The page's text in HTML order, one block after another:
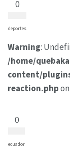
0
deportes
Warning:
/home/
content/
reaction.php
0
ecuador